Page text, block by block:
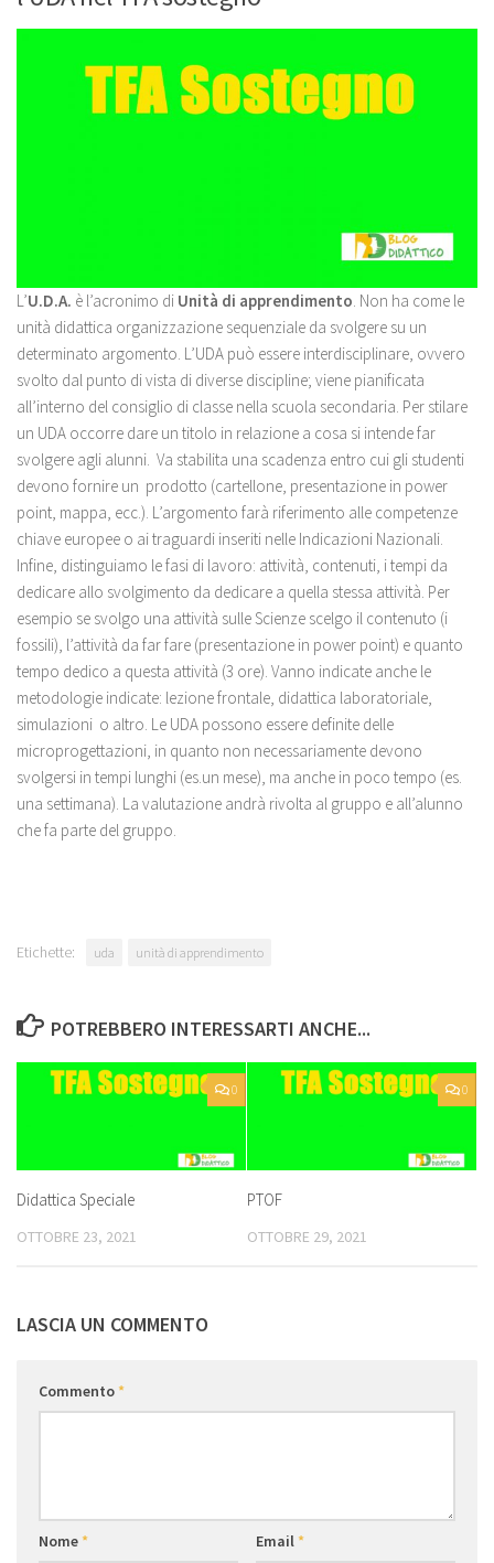
L’U.D.A. è l’acronimo di Unità di apprendimento . Non ha come le
unità didattica organizzazione sequenziale da svolgere su un
determinato argomento. L’UDA può essere interdisciplinare, ovvero
svolto dal punto di vista di diverse discipline; viene pianificata
all’interno del consiglio di classe nella scuola secondaria. Per stilare
un UDA occorre dare un titolo in relazione a cosa si intende far
svolgere agli alunni. Va stabilita una scadenza entro cui gli studenti
devono fornire un prodotto (cartellone, presentazione in power
point, mappa, ecc.). L’argomento farà riferimento alle competenze
chiave europee o ai traguardi inseriti nelle Indicazioni Nazionali.
Infine, distinguiamo le fasi di lavoro: attività, contenuti, i tempi da
dedicare allo svolgimento da dedicare a quella stessa attività. Per
esempio se svolgo una attività sulle Scienze scelgo il contenuto (i
fossili), l’attività da far fare (presentazione in power point) e quanto
tempo dedico a questa attività (3 ore). Vanno indicate anche le
metodologie indicate: lezione frontale, didattica laboratoriale,
simulazioni o altro. Le UDA possono essere definite delle
microprogettazioni, in quanto non necessariamente devono
svolgersi in tempi lunghi (es.un mese), ma anche in poco tempo (es.
una settimana). La valutazione andrà rivolta al gruppo e all’alunno
che fa parte del gruppo.
Etichette: uda unità di apprendimento
POTREBBERO INTERESSARTI ANCHE...
0
Didattica Speciale
OTTOBRE 23, 2021
0
PTOF
OTTOBRE 29, 2021
LASCIA UN COMMENTO
Commento*
Nome* Email*